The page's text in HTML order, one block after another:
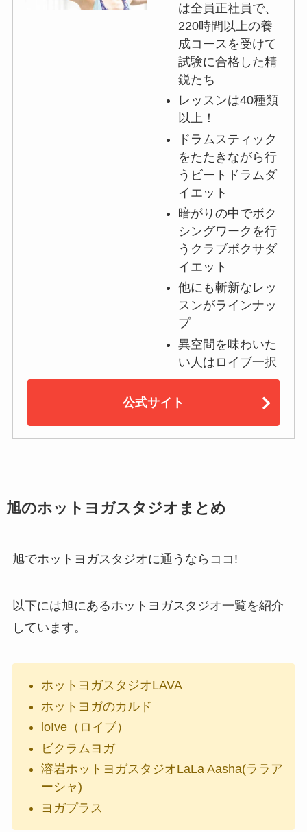
は全員正社員で、
220時間以上の養
成コースを受けて
試験に合格した精
鋭たち
レッスンは40種類
以上！
ドラムスティック
をたたきながら行
うビートドラムダ
イエット
暗がりの中でボク
シングワークを行
うクラブボクサダ
イエット
他にも斬新なレッ
スンがラインナッ
プ
異空間を味わいた
い人はロイブ一択
公式サイト
旭のホットヨガスタジオまとめ
旭でホットヨガスタジオに通うならココ!
以下には旭にあるホットヨガスタジオ一覧を紹介
しています。
ホットヨガスタジオLAVA
ホットヨガのカルド
loIve（ロイブ）
ビクラムヨガ
溶岩ホットヨガスタジオLaLa Aasha(ララア
ーシャ)
ヨガプラス